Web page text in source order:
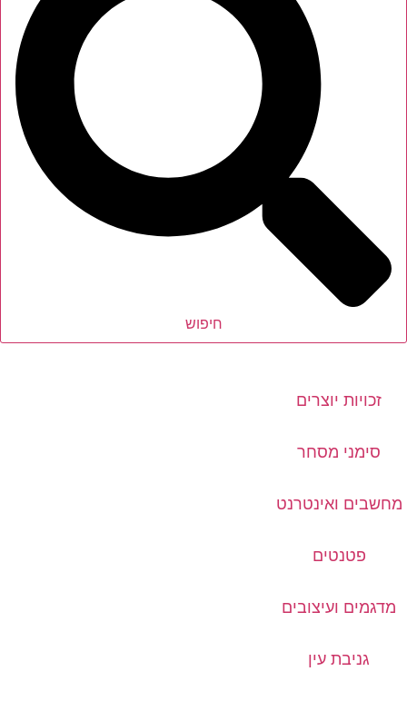
חיפוש
זכויות יוצרים
סימני מסחר
מחשבים ואינטרנט
פטנטים
מדגמים ועיצובים
גניבת עין